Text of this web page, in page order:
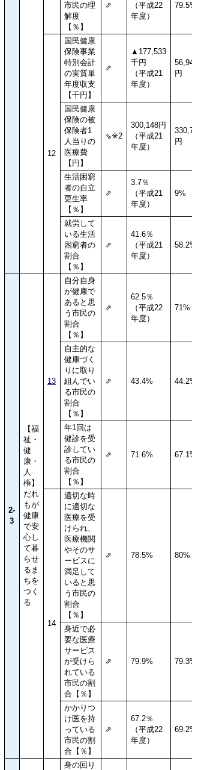
市民の理
解度
【％】
⇗
（平成22
年度）
79.5%
12
国民健康
保険事業
特別会計
の実質単
年度収支
【千円】
⇗
▲177,533
千円
（平成21
年度）
56,945
円
国民健康
保険の被
保険者1
人当りの
医療費
【円】
⇘※2
300,148円
（平成21
年度）
330,768
円
生活困窮
者の自立
更生率
【％】
⇗
3.7％
（平成21
年度）
9%
就労して
いる生活
困窮者の
割合
【％】
⇗
41.6％
（平成21
年度）
58.2%
2-
3
【福
祉・
健
康・
人
権】
だれ
もが
健康
で安
心し
て暮
らせ
るま
ちを
つく
る
13
自分自身
が健康で
あると思
う市民の
割合
【％】
⇗
62.5％
（平成22
年度）
71%
自主的な
健康づく
りに取り
組んでい
る市民の
割合
【％】
⇗ 43.4% 44.2%
年1回は
健診を受
診してい
る市民の
割合
【％】
⇗ 71.6% 67.1%
14
適切な時
に適切な
医療を受
けられ、
医療機関
やそのサ
ービスに
満足して
いると思
う市民の
割合
【％】
⇗ 78.5% 80%
身近で必
要な医療
サービス
が受けら
れている
市民の割
合【％】
⇗ 79.9% 79.3%
かかりつ
け医を持
っている
市民の割
合【％】
⇗
67.2％
（平成22
年度）
69.2%
身の回り